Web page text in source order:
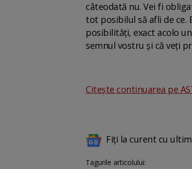
câteodată nu. Vei fi
tot posibilul să afli de ce.
posibilități, exact acolo
semnul vostru și că veți
Citește continuarea pe
Fiți la curent cu
Tagurile articolului: